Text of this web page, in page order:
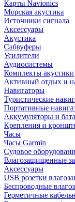
Карты Navionics
Морская акустика
Источники сигнала
Аксессуары
Акустика
Сабвуферы
Усилители
Аудиосистемы
Комплекты акустики
Активный отдых и
Навигаторы
Туристические
Портативные
Аккумуляторы и
Крепления и
Часы
Часы Garmin
Судовое
Влагозащищенные
Аксессуары
USB розетки
Беспроводные
Герметичные